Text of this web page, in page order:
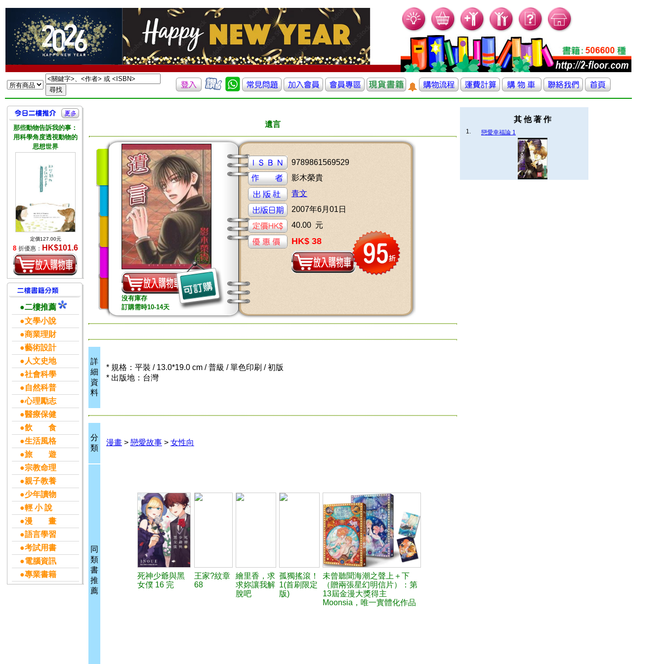
那些動物告訴我的事：
用科學角度透視動物的
思想世界
定價127.00元
8 折優惠： HK$101.6
●二樓推薦
●文學小說
●商業理財
●藝術設計
●人文史地
●社會科學
●自然科普
●心理勵志
●醫療保健
●飲 食
●生活風格
●旅 遊
●宗教命理
●親子教養
●少年讀物
●輕 小 說
●漫 畫
●語言學習
●考試用書
●電腦資訊
●專業書籍
遺言
沒有庫存
訂購需時10-14天
9789861569529
影木榮貴
青文
2007年6月01日
40.00 元
HK$ 38
詳
細
資
料
* 規格：平裝 / 13.0*19.0 cm / 普級 / 單色印刷 / 初版
* 出版地：台灣
分
類
漫畫 > 戀愛故事 > 女性向
同
類
書
推
薦
死神少爺與黑
女僕 16 完
王家?紋章
68
繪里香，求
求妳讓我解
脫吧
孤獨搖滾！
1(首刷限定
版)
未曾聽聞海潮之聲上＋下
（贈兩張星幻明信片）：第
13屆金漫大獎得主
Moonsia，唯一實體化作品
其 他 著 作
1. 戀愛幸福論 1